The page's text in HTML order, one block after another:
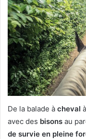
De la balade à cheval
avec des bisons au
de survie en pleine